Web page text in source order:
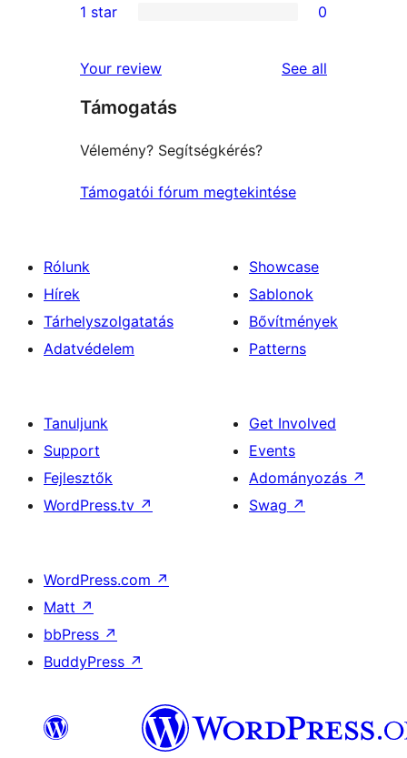
reviews
star
2-
reviews
star
reviews
1 star 0
Your review See all
Támogatás
Vélemény? Segítségkérés?
Támogatói fórum megtekintése
Rólunk
Hírek
Tárhelyszolgatatás
Adatvédelem
Showcase
Sablonok
Bővítmények
Patterns
Tanuljunk
Support
Fejlesztők
WordPress.tv ↗
Get Involved
Events
Adományozás ↗
Swag ↗
WordPress.com ↗
Matt ↗
bbPress ↗
BuddyPress ↗